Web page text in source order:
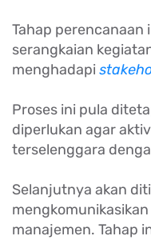
Tahap perencanaan
serangkaian
menghadapi
Proses ini pula
diperlukan agar
terselenggara
Selanjutnya akan
manajemen. Tahap